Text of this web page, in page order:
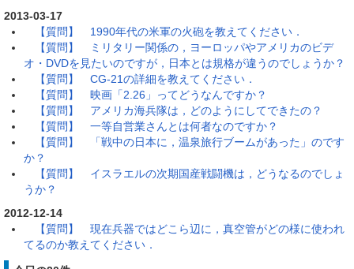
2013-03-17
【質問】 1990年代の米軍の火砲を教えてください．
【質問】 ミリタリー関係の，ヨーロッパやアメリカのビデ
オ・DVDを見たいのですが，日本とは規格が違うのでしょうか？
【質問】 CG-21の詳細を教えてください．
【質問】 映画「2.26」ってどうなんですか？
【質問】 アメリカ海兵隊は，どのようにしてできたの？
【質問】 一等自営業さんとは何者なのですか？
【質問】 「戦中の日本に，温泉旅行ブームがあった」のです
か？
【質問】 イスラエルの次期国産戦闘機は，どうなるのでしょ
うか？
2012-12-14
【質問】 現在兵器ではどこら辺に，真空管がどの様に使われ
てるのか教えてください．